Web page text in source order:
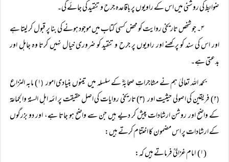
ضوابط کی روشنی میں اس کے راویوں پر باقاعدہ جرح و تنقید کی جائے گی۔
۴۔ جو شخص تاریخی روایت کو محض کسی کتاب میں موجود ہونے کی بنا پر قبول کر لیتا ہے
اور اس کی سند کو پرکھنے اور راویوں پر جرح و تنقید کو ضروری خیال نہیں کرتا وہ جاہل اور
بدعتی ہے۔
بحمد اللہ تعالیٰ ہم نے مشاجراتِ صحابہؓ کے سلسلہ میں تینوں بنیادی امور(۱) مابہ النزاع
(۲) فریقین کی اصولی حیثیت اور ( ۳) تاریخی روایات کی اصل حقیقت پر ائمہ اہل السنۃ والجماعۃ
کے واضح اور روشن ارشادات پیش کر دیے ہیں جن سے واضح ہو جاتا ہے، اور دو بزرگوں
کے ارشادات پر اس مضمون کا اختتام کرتے ہیں:
(۱) امام غزالیؒ فرماتے ہیں کہ: